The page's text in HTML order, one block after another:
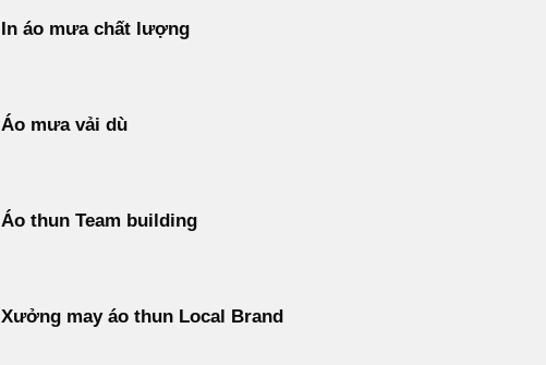
In áo mưa chất lượng
Áo mưa vải dù
Áo thun Team building
Xưởng may áo thun Local Brand